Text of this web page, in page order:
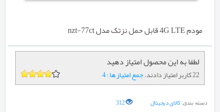
مودم 4G LTE قابل حمل نزتک مدل nzt-77ct
لطفا به این محصول امتیاز دهید
22 کاربر امتیاز دادند. جمع امتیاز ها : 4
دسته بندی: کالای دیجیتال 312